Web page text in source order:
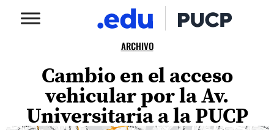
ARCHIVO
Cambio en el acceso
vehicular por la Av.
Universitaria a la PUCP